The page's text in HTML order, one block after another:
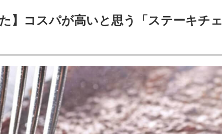
】コスパが高いと思う「ステーキチェ